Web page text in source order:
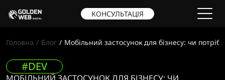
КОНСУЛЬТАЦІЯ
Головна Блог Мобільний застосунок для бізнесу: чи
#DEV